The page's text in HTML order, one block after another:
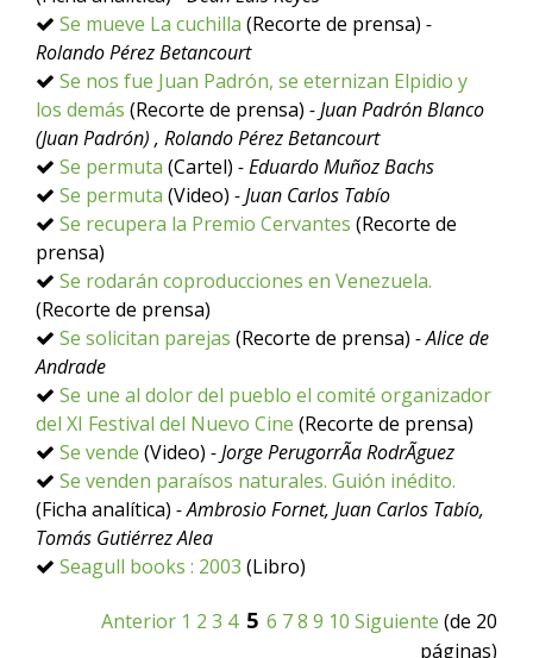
Se mueve La cuchilla (Recorte de prensa) -
Rolando Pérez Betancourt
Se nos fue Juan Padrón, se eternizan Elpidio y
los demás (Recorte de prensa) - Juan Padrón Blanco
(Juan Padrón) , Rolando Pérez Betancourt
Se permuta (Cartel) - Eduardo Muñoz Bachs
Se permuta (Video) - Juan Carlos Tabío
Se recupera la Premio Cervantes (Recorte de
prensa)
Se rodarán coproducciones en Venezuela.
(Recorte de prensa)
Se solicitan parejas (Recorte de prensa) - Alice de
Andrade
Se une al dolor del pueblo el comité organizador
del XI Festival del Nuevo Cine (Recorte de prensa)
Se vende (Video) - Jorge PerugorrÃ­a RodrÃ­guez
Se venden paraísos naturales. Guión inédito.
(Ficha analítica) - Ambrosio Fornet, Juan Carlos Tabío,
Tomás Gutiérrez Alea
Seagull books : 2003 (Libro)
Anterior 1 2 3 4 5 6 78 9 10 Siguiente (de 20
páginas)